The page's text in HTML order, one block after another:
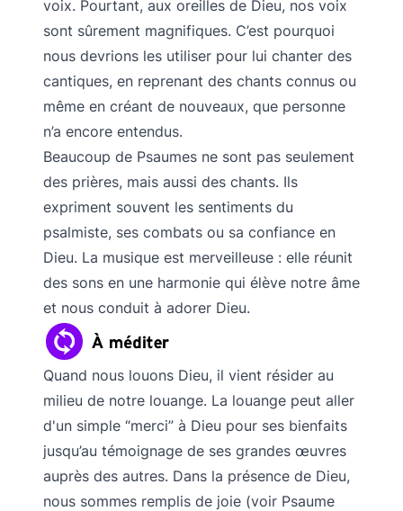
voix. Pourtant, aux oreilles de Dieu, nos voix
sont sûrement magnifiques. C’est pourquoi
nous devrions les utiliser pour lui chanter des
cantiques, en reprenant des chants connus ou
même en créant de nouveaux, que personne
n’a encore entendus.
Beaucoup de Psaumes ne sont pas seulement
des prières, mais aussi des chants. Ils
expriment souvent les sentiments du
psalmiste, ses combats ou sa confiance en
Dieu. La musique est merveilleuse : elle réunit
des sons en une harmonie qui élève notre âme
et nous conduit à adorer Dieu.
Quand nous louons Dieu, il vient résider au
milieu de notre louange. La louange peut aller
d'un simple “merci” à Dieu pour ses bienfaits
jusqu’au témoignage de ses grandes œuvres
auprès des autres. Dans la présence de Dieu,
nous sommes remplis de joie (voir Psaume